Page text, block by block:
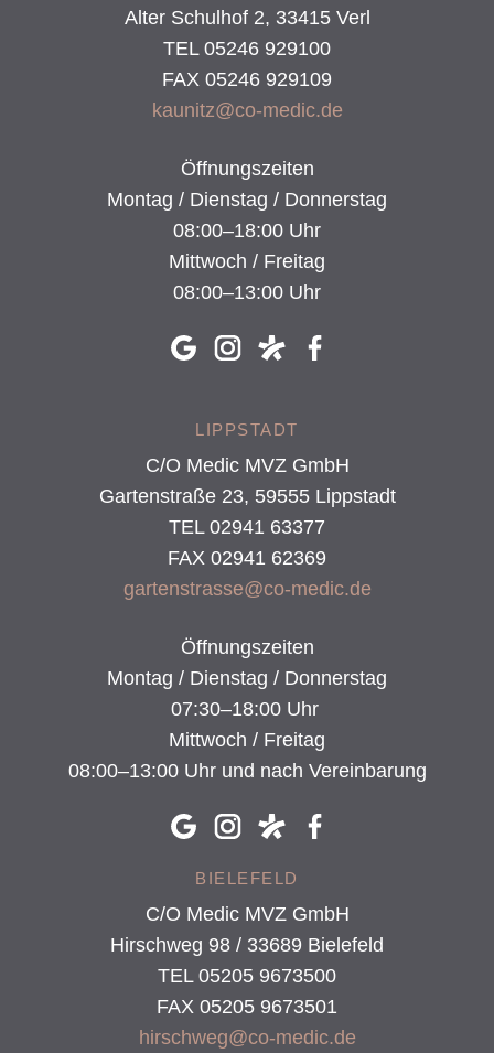
Alter Schulhof 2, 33415 Verl
TEL 05246 929100
FAX 05246 929109
kaunitz@co-medic.de
Öffnungszeiten
Montag / Dienstag / Donnerstag
08:00–18:00 Uhr
Mittwoch / Freitag
08:00–13:00 Uhr
BIELEFELD
C/O Medic MVZ GmbH
Hirschweg 98 / 33689 Bielefeld
TEL 05205 9673500
FAX 05205 9673501
hirschweg@co-medic.de
LIPPSTADT
C/O Medic MVZ GmbH
Gartenstraße 23, 59555 Lippstadt
TEL 02941 63377
FAX 02941 62369
gartenstrasse@co-medic.de
Öffnungszeiten
Montag / Dienstag / Donnerstag
07:30–18:00 Uhr
Mittwoch / Freitag
08:00–13:00 Uhr und nach Vereinbarung